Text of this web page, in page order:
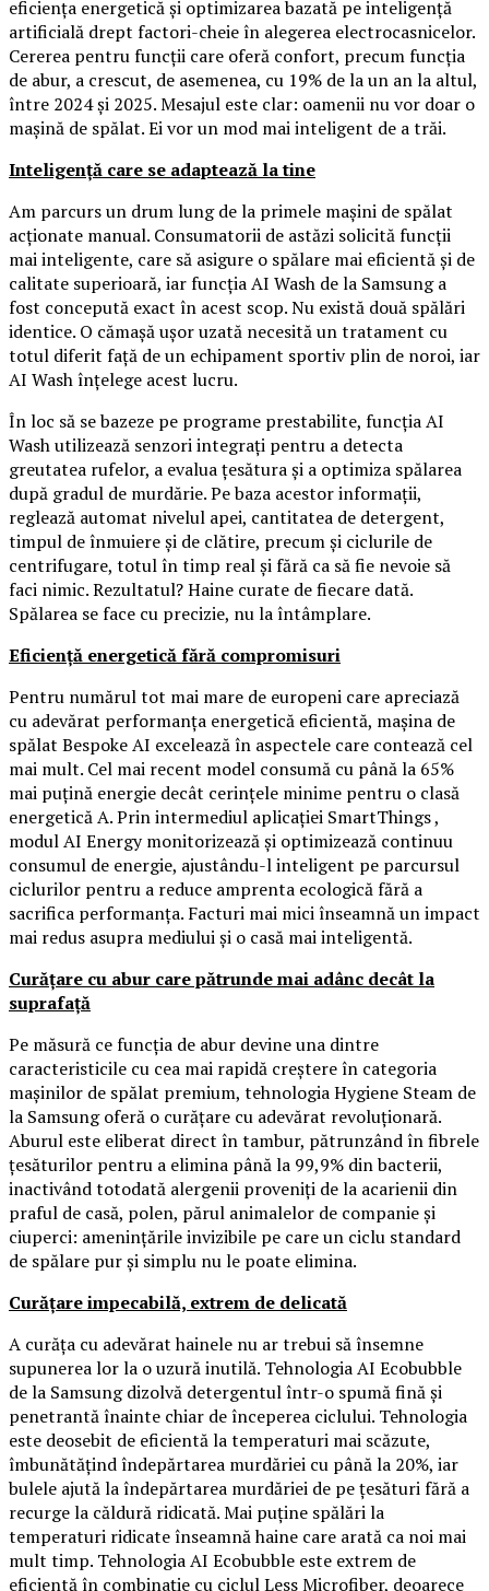
eficiența energetică și optimizarea bazată pe inteligență
artificială drept factori-cheie în alegerea electrocasnicelor.
Cererea pentru funcții care oferă confort, precum funcția
de abur, a crescut, de asemenea, cu 19% de la un an la altul,
între 2024 și 2025. Mesajul este clar: oamenii nu vor doar o
mașină de spălat. Ei vor un mod mai inteligent de a trăi.
Inteligență care se adaptează la tine
Am parcurs un drum lung de la primele mașini de spălat
acționate manual. Consumatorii de astăzi solicită funcții
mai inteligente, care să asigure o spălare mai eficientă și de
calitate superioară, iar funcția AI Wash de la Samsung a
fost concepută exact în acest scop. Nu există două spălări
identice. O cămașă ușor uzată necesită un tratament cu
totul diferit față de un echipament sportiv plin de noroi, iar
AI Wash înțelege acest lucru.
În loc să se bazeze pe programe prestabilite, funcția AI
Wash utilizează senzori integrați pentru a detecta
greutatea rufelor, a evalua țesătura și a optimiza spălarea
după gradul de murdărie. Pe baza acestor informații,
reglează automat nivelul apei, cantitatea de detergent,
timpul de înmuiere și de clătire, precum și ciclurile de
centrifugare, totul în timp real și fără ca să fie nevoie să
faci nimic. Rezultatul? Haine curate de fiecare dată.
Spălarea se face cu precizie, nu la întâmplare.
Eficiență energetică fără compromisuri
Pentru numărul tot mai mare de europeni care apreciază
cu adevărat performanța energetică eficientă, mașina de
spălat Bespoke AI excelează în aspectele care contează cel
mai mult. Cel mai recent model consumă cu până la 65%
mai puțină energie decât cerințele minime pentru o clasă
energetică A. Prin intermediul aplicației SmartThings ,
modul AI Energy monitorizează și optimizează continuu
consumul de energie, ajustându-l inteligent pe parcursul
ciclurilor pentru a reduce amprenta ecologică fără a
sacrifica performanța. Facturi mai mici înseamnă un impact
mai redus asupra mediului și o casă mai inteligentă.
Curățare cu abur care pătrunde mai adânc decât la
suprafață
Pe măsură ce funcția de abur devine una dintre
caracteristicile cu cea mai rapidă creștere în categoria
mașinilor de spălat premium, tehnologia Hygiene Steam de
la Samsung oferă o curățare cu adevărat revoluționară.
Aburul este eliberat direct în tambur, pătrunzând în fibrele
țesăturilor pentru a elimina până la 99,9% din bacterii,
inactivând totodată alergenii proveniți de la acarienii din
praful de casă, polen, părul animalelor de companie și
ciuperci: amenințările invizibile pe care un ciclu standard
de spălare pur și simplu nu le poate elimina.
Curățare impecabilă, extrem de delicată
A curăța cu adevărat hainele nu ar trebui să însemne
supunerea lor la o uzură inutilă. Tehnologia AI Ecobubble
de la Samsung dizolvă detergentul într-o spumă fină și
penetrantă înainte chiar de începerea ciclului. Tehnologia
este deosebit de eficientă la temperaturi mai scăzute,
îmbunătățind îndepărtarea murdăriei cu până la 20%, iar
bulele ajută la îndepărtarea murdăriei de pe țesături fără a
recurge la căldură ridicată. Mai puține spălări la
temperaturi ridicate înseamnă haine care arată ca noi mai
mult timp. Tehnologia AI Ecobubble este extrem de
eficientă în combinație cu ciclul Less Microfiber, deoarece